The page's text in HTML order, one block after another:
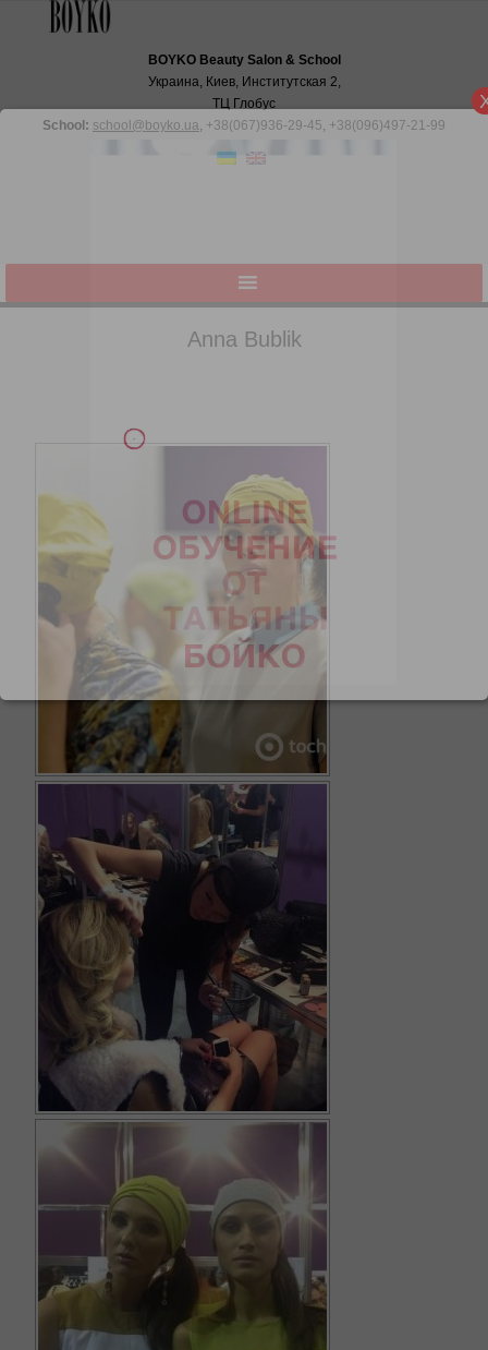
BOYKO Beauty Salon & School
Украина, Киев, Институтская 2,
ТЦ Глобус
School: school@boyko.ua,+38(067)936‑29‑45,+38(096)497‑21‑99
Anna Bublik